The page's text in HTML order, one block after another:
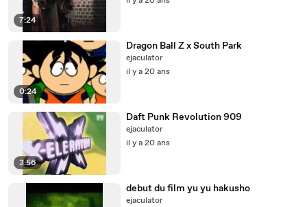
7:24
0:24
Dragon Ball Z x South Park
ejaculator
il y a 20 ans
3:56
Daft Punk Revolution 909
ejaculator
il y a 20 ans
debut du film yu yu hakusho
ejaculator